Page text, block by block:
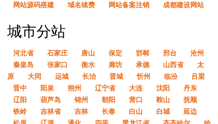
网站源码搭建
域名续费 网站备案注销 成都建设网站
城市分站
河北省 石家庄 唐山 保定 邯郸 邢台
沧州
秦皇岛
张家口 衡水 廊坊 承德 山西省
太
原
大同 运城 长治 晋城 忻州 临汾
吕梁
晋中
阳泉 朔州 辽宁省 大连 沈阳
丹东
辽阳
葫芦岛 锦州 朝阳 营口 鞍山
抚顺
铁岭
吉林省 吉林 长春 白山 白城
延边